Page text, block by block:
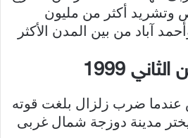
شخص وتشريد أكثر من مليون
آباد من بين المدن الأكثر
400 شخص عندما ضرب زلزال بلغت قوته
مدينة دوزجة شمال غربى